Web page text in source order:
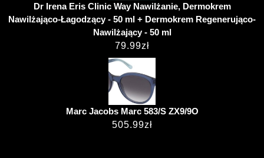
Dr Irena Eris Clinic Way Nawilżanie, Dermokrem
Nawilżająco-Łagodzący - 50 ml + Dermokrem Regenerująco-
Nawilżający - 50 ml
79.99zł
Marc Jacobs Marc 583/S ZX9/9O
505.99zł